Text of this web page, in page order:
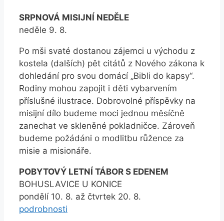
SRPNOVÁ MISIJNÍ NEDĚLE
neděle 9. 8.
Po mši svaté dostanou zájemci u východu z
kostela (dalších) pět citátů z Nového zákona k
dohledání pro svou domácí „Bibli do kapsy“.
Rodiny mohou zapojit i děti vybarvením
příslušné ilustrace. Dobrovolné příspěvky na
misijní dílo budeme moci jednou měsíčně
zanechat ve skleněné pokladničce. Zároveň
budeme požádáni o modlitbu růžence za
misie a misionáře.
POBYTOVÝ LETNÍ TÁBOR S EDENEM
BOHUSLAVICE U KONICE
pondělí 10. 8. až čtvrtek 20. 8.
podrobnosti